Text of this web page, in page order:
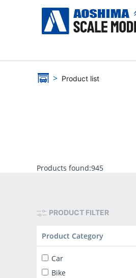
Product list
Products found:945
PRODUCT FILTER
Product Category
Car
Bike